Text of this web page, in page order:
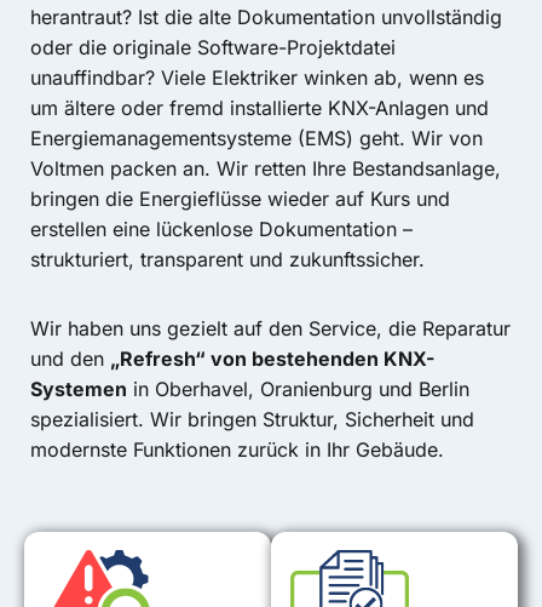
herantraut? Ist die alte Dokumentation unvollständig
oder die originale Software-Projektdatei
unauffindbar? Viele Elektriker winken ab, wenn es
um ältere oder fremd installierte KNX-Anlagen und
Energiemanagementsysteme (EMS) geht. Wir von
Voltmen packen an. Wir retten Ihre Bestandsanlage,
bringen die Energieflüsse wieder auf Kurs und
erstellen eine lückenlose Dokumentation –
strukturiert, transparent und zukunftssicher.
Wir haben uns gezielt auf den Service, die Reparatur
und den „Refresh“ von bestehenden KNX-
Systemen in Oberhavel, Oranienburg und Berlin
spezialisiert. Wir bringen Struktur, Sicherheit und
modernste Funktionen zurück in Ihr Gebäude.